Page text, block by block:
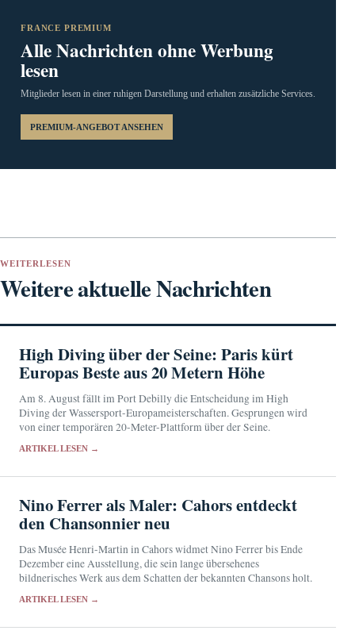
FRANCE PREMIUM
Alle Nachrichten ohne Werbung
lesen
Mitglieder lesen in einer ruhigen Darstellung und erhalten zusätzliche Services.
PREMIUM-ANGEBOT ANSEHEN
WEITERLESEN
Weitere aktuelle Nachrichten
High Diving über der Seine: Paris kürt
Europas Beste aus 20 Metern Höhe
Am 8. August fällt im Port Debilly die Entscheidung im High
Diving der Wassersport-Europameisterschaften. Gesprungen wird
von einer temporären 20-Meter-Plattform über der Seine.
ARTIKEL LESEN →
Nino Ferrer als Maler: Cahors entdeckt
den Chansonnier neu
Das Musée Henri-Martin in Cahors widmet Nino Ferrer bis Ende
Dezember eine Ausstellung, die sein lange übersehenes
bildnerisches Werk aus dem Schatten der bekannten Chansons holt.
ARTIKEL LESEN →